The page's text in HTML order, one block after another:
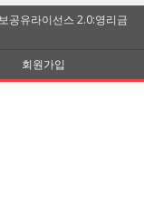
공유라이선스 2.0:영리금
회원가입